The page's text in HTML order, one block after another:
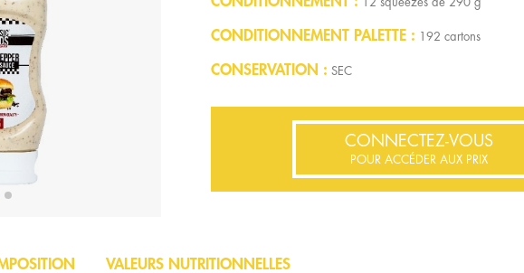
CONDITIONNEMENT PALETTE 192 cartons
CONSERVATION SEC
CONNECTEZ-VOUS
POUR ACCÉDER AUX PRIX
VALEURS NUTRITIONNELLES